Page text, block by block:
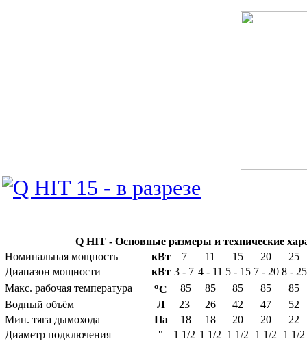
Q HIT - Основные размеры и технические
Номинальная мощность
кВт 7 11 15 20
25
Диапазон мощности
кВт 3 - 7 4 - 11 5 - 15 7 - 20 8 - 25
Макс. рабочая температура
oC 85 85 85 85
85
Водный объём
Л 23 26 42 47
52
Мин. тяга дымохода
Пa 18 18 20 20
22
Диаметр подключения
" 1 1/2 1 1/2 1 1/2 1 1/2
1 1/2